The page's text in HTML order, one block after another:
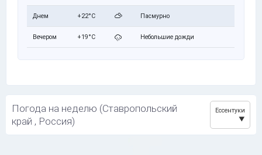
Днем +22°C Пасмурно
Вечером +19°C Небольшие дожди
Погода на неделю (Ставропольский
край , Россия)
Ессентуки